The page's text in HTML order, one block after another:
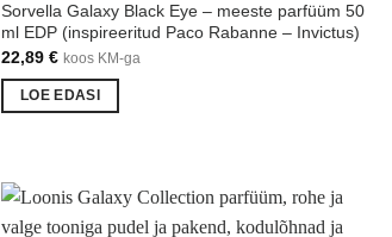
Sorvella Galaxy Black Eye – meeste parfüüm 50
ml EDP (inspireeritud Paco Rabanne – Invictus)
22,89€ koos KM-ga
LOE EDASI